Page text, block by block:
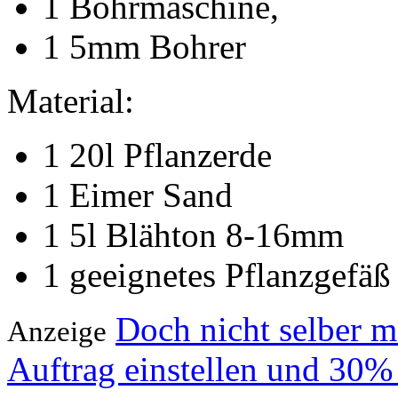
1 5mm Bohrer
Material:
1 20l Pflanzerde
1 Eimer Sand
1 5l Blähton 8-16mm
1 geeignetes Pflanzgefäß
Anzeige Doch nicht selber
Auftrag einstellen und